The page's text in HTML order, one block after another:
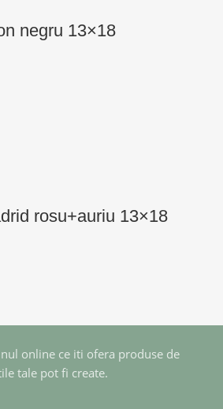
negru 13×18
rosu+auriu 13×18
online ce iti ofera produse de
tale pot fi create.